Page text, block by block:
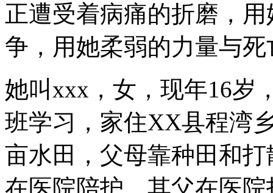
正遭受着病痛的折磨，
争，用她柔弱的力量与
她叫xxx，女，现年16岁
班学习，家住XX县程湾
亩水田，父母靠种田和